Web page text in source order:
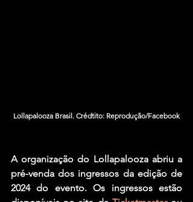
Lollapalooza Brasil. Crédtito: Reprodução/Facebook
A organização do Lollapalooza abriu a
pré-venda dos ingressos da edição de
2024 do evento. Os ingressos estão